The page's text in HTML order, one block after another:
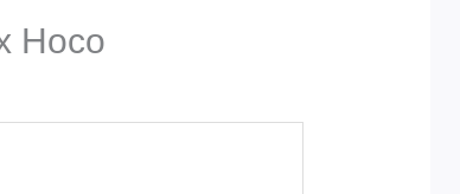
Hoco